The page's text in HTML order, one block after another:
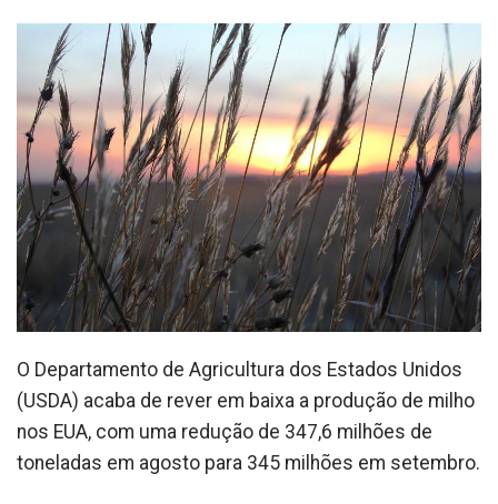
O Departamento de Agricultura dos Estados Unidos
(USDA) acaba de rever em baixa a produção de milho
nos EUA, com uma redução de 347,6 milhões de
toneladas em agosto para 345 milhões em setembro.